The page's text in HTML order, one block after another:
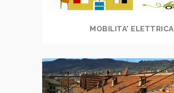
MOBILITA' ELETTRICA